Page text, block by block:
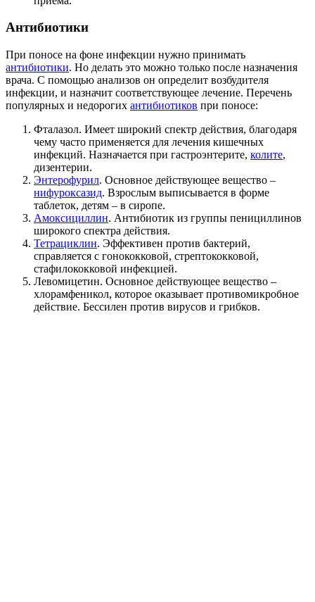
Антибиотики
При поносе на фоне инфекции нужно принимать
антибиотики. Но делать это можно только после назначения
врача. С помощью анализов он определит возбудителя
инфекции, и назначит соответствующее лечение. Перечень
популярных и недорогих антибиотиков при поносе:
Фталазол. Имеет широкий спектр действия, благодаря
чему часто применяется для лечения кишечных
инфекций. Назначается при гастроэнтерите, колите,
дизентерии.
Энтерофурил. Основное действующее вещество –
нифуроксазид. Взрослым выписывается в форме
таблеток, детям – в сиропе.
Амоксициллин. Антибиотик из группы пенициллинов
широкого спектра действия.
Тетрациклин. Эффективен против бактерий,
справляется с гонококковой, стрептококковой,
стафилококковой инфекцией.
Левомицетин. Основное действующее вещество –
хлорамфеникол, которое оказывает противомикробное
действие. Бессилен против вирусов и грибков.